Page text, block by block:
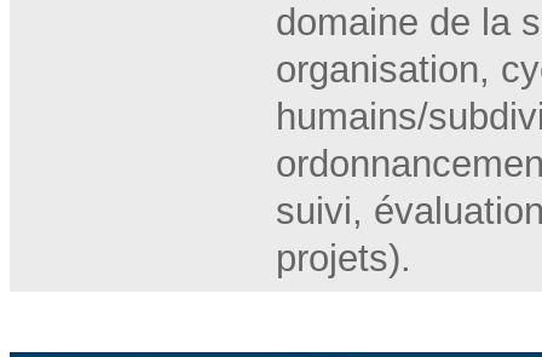
domaine de la
organisation,
humains/
suivi,
projets).